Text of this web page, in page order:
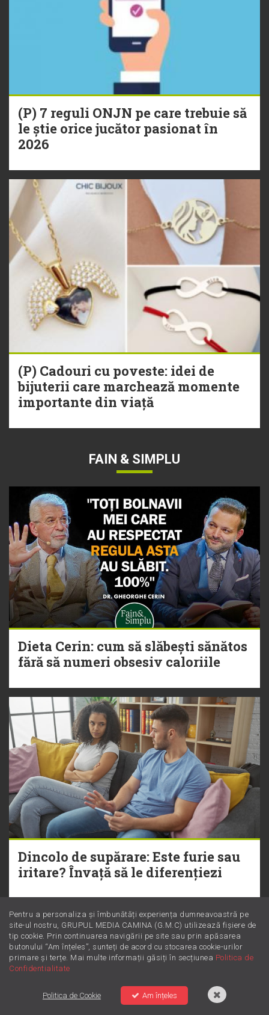
(P) 7 reguli ONJN pe care trebuie să
le știe orice jucător pasionat în
2026
(P) Cadouri cu poveste: idei de
bijuterii care marchează momente
importante din viață
FAIN & SIMPLU
Dieta Cerin: cum să slăbești sănătos
fără să numeri obsesiv caloriile
Dincolo de supărare: Este furie sau
iritare? Învață să le diferențiezi
Pentru a personaliza și îmbunătăți experiența dumneavoastră pe
site-ul nostru, GRUPUL MEDIA CAMINA (G.M.C) utilizează fișiere de
tip cookie. Prin continuarea navigării pe site sau prin apăsarea
butonului “Am înțeles”, sunteți de acord cu stocarea cookie-urilor
primare și terțe. Mai multe informații găsiți în secțiunea Politica de
Confidentialitate
Politica de Cookie Am înțeles